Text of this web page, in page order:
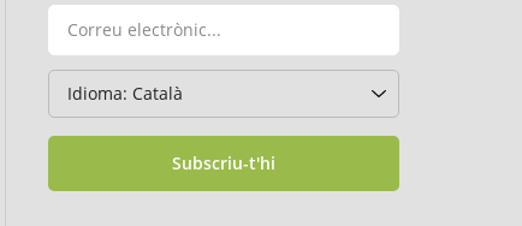
Subscriu-t'hi